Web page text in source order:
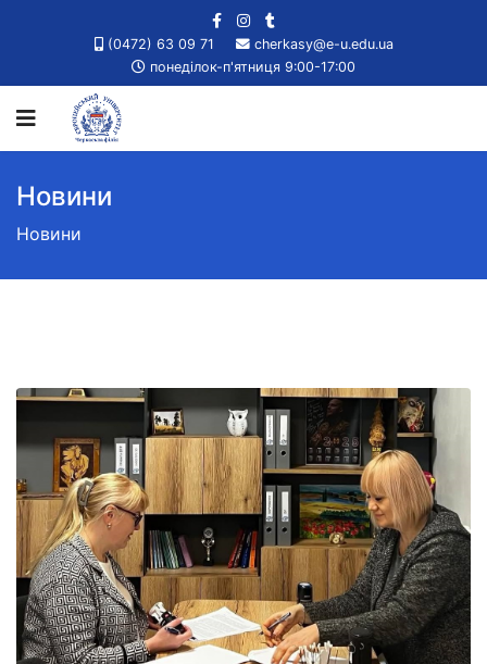
(0472) 63 09 71
cherkasy@e-u.edu.ua
понеділок-п'ятниця 9:00-17:00
Новини
Новини